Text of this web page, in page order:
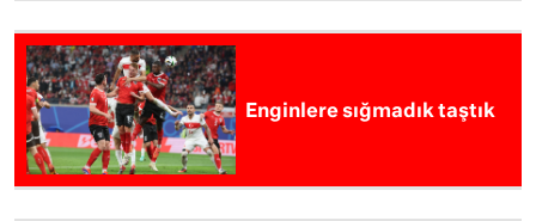
Enginlere sığmadık taştık